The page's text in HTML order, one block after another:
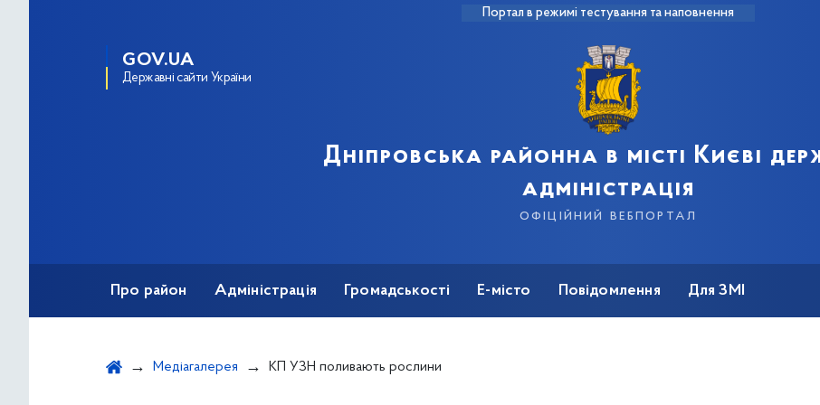
Портал в режимі тестування та наповнення
GOV.UA
Державні сайти України
Дніпровська районна в місті Києві
адміністрація
офіційний вебпортал
Про район Адміністрація Громадськості Е-місто Повідомлення Для ЗМІ
Медіагалерея КП УЗН поливають рослини